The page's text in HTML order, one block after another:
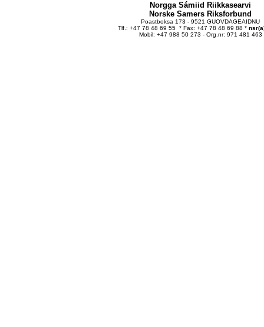
Norgga Sámiid Riikkasearvi
Norske Samers Riksforbund
Poastboksa 173 - 9521 GUOVDAGEAIDNU
Tlf.: +47 78 48 69 55 * Fax: +47 78 48 69 88 *
Mobil: +47 988 50 273 - Org.nr: 971 481 463